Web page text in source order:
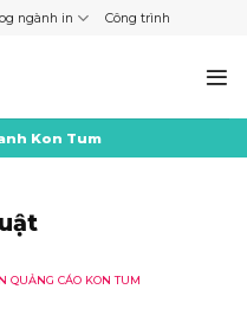
ngành in Công trình
Kon Tum
QUẢNG CÁO KON TUM